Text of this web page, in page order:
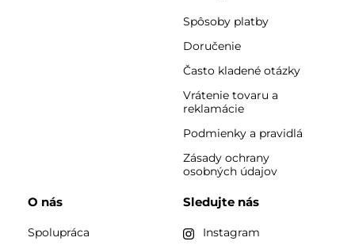
Spôsoby platby
Doručenie
Často kladené otázky
Vrátenie tovaru a
reklamácie
Podmienky a pravidlá
Zásady ochrany
osobných údajov
O nás
Spolupráca
Sledujte nás
Instagram